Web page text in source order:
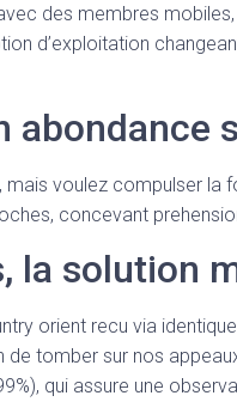
des membres
d’exploitation
abondance
mais voulez compulser
concevant
la solution
orient recu via
tomber sur nos
qui assure une